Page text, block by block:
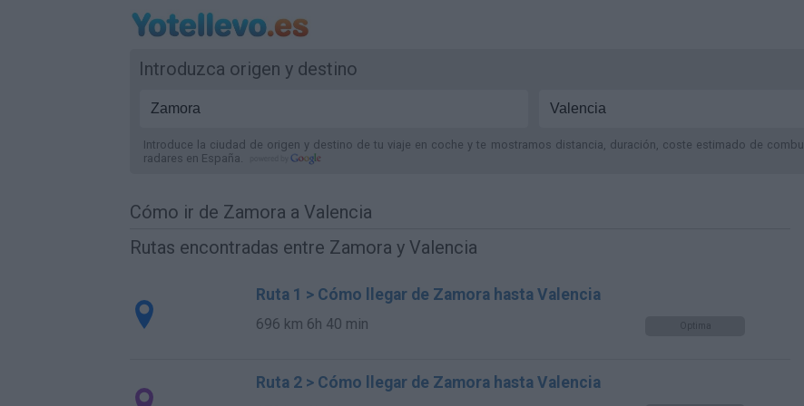
Introduzca origen y destino
Introduce la ciudad de origen y destino de tu viaje en coche y te mostramos distancia, duración, coste estimado de
radares en España.
Cómo ir de Zamora a Valencia
Rutas encontradas entre Zamora y Valencia
Ruta 1 > Cómo llegar de Zamora hasta Valencia
696 km 6h 40 min Optima
Ruta 2 > Cómo llegar de Zamora hasta Valencia